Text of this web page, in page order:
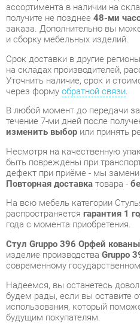
Срок доставки в другие регионы,
на складах производителей,
Уточнить наличие, срок и
через формуобратной связи.
В любой момент до передачи
течение 7-ми дней после
изменить выборили принять
быть повреждены при
дефект при приёме - мы
Повторная доставкатовара -
На всю мебель категории Стулья
распространяетсягарантия 1 год
года с момента приобретения.
Стул Gruppo 396 Орфей кованый
изделие производстваGruppo
современному государственному
Надеемся, вы останетесь
будем рады, если вы оставите
использования, который
будущим покупателям.
Кроме формы
консультацию, фото и
e-mail, телефону в
Telegram и WhatsApp.